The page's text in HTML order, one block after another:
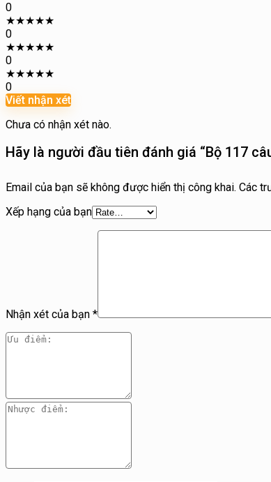
0
★★★★★
0
★★★★★
0
★★★★★
0
Viết nhận xét
Chưa có nhận xét nào.
Hãy là người đầu tiên đánh giá “Bộ 117
Email của bạn sẽ không được hiển thị công khai. Các
Xếp hạng của bạn
Nhận xét của bạn *